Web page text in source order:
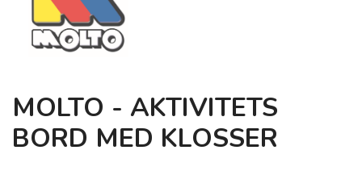
MOLTO - AKTIVITETS
BORD MED KLOSSER